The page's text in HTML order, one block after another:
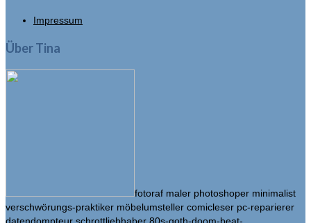
Impressum
Über Tina
fotoraf maler photoshoper minimalist
verschwörungs-praktiker möbelumsteller comicleser pc-reparierer
datendompteur schrottliebhaber 80s-goth-doom-beat-